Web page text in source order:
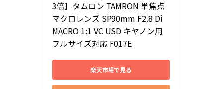
3倍】タムロン TAMRON 単焦点
マクロレンズ SP90mm F2.8 Di
MACRO 1:1 VC USD キヤノン用
フルサイズ対応 F017E
楽天市場で見る